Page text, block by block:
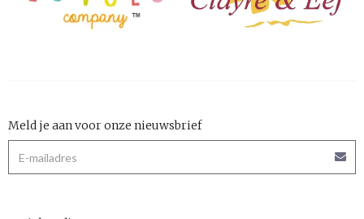
Meld je aan voor onze nieuwsbrief